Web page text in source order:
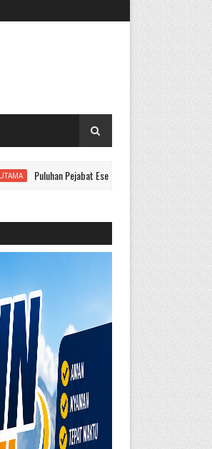
Pejabat Eselon II hingga IV Pemkot Sungai Penuh